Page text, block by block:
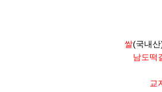
쌀(국내
남도떡
교